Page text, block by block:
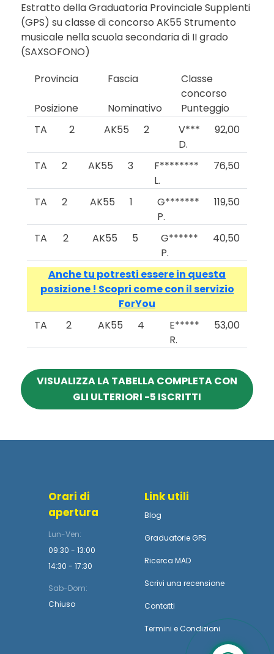
Estratto della Graduatoria Provinciale Supplenti
(GPS) su classe di concorso AK55 Strumento
musicale nella scuola secondaria di II grado
(SAXSOFONO)
Provincia
Fascia
Classe
concorso
Posizione
Nominativo
Punteggio
TA
2 AK55 2
V***
D.
92,00
TA 2 AK55 3
F********
L.
76,50
TA 2 AK55 1
G*******
P.
119,50
TA 2 AK55 5
G******
P.
40,50
Anche tu potresti essere in questa
posizione ! Scopri come con il servizio
ForYou
TA
2 AK55 4
E*****
R.
53,00
VISUALIZZA LA TABELLA COMPLETA CON
GLI ULTERIORI -5 ISCRITTI
Orari di
apertura
Lun-Ven:
09:30 - 13:00
14:30 - 17:30
Sab-Dom:
Chiuso
Link utili
Blog
Graduatorie GPS
Ricerca MAD
Scrivi una recensione
Contatti
Termini e Condizioni